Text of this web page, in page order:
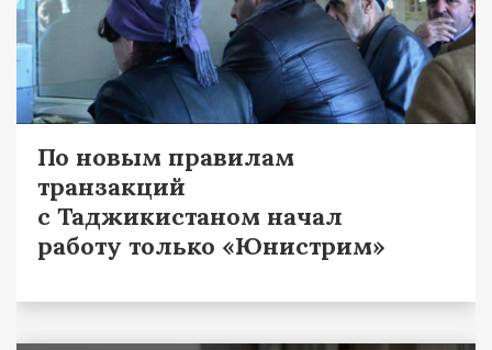
По новым правилам
транзакций
с Таджикистаном начал
работу только «Юнистрим»